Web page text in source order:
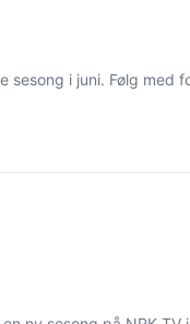
sesong i juni. Følg med